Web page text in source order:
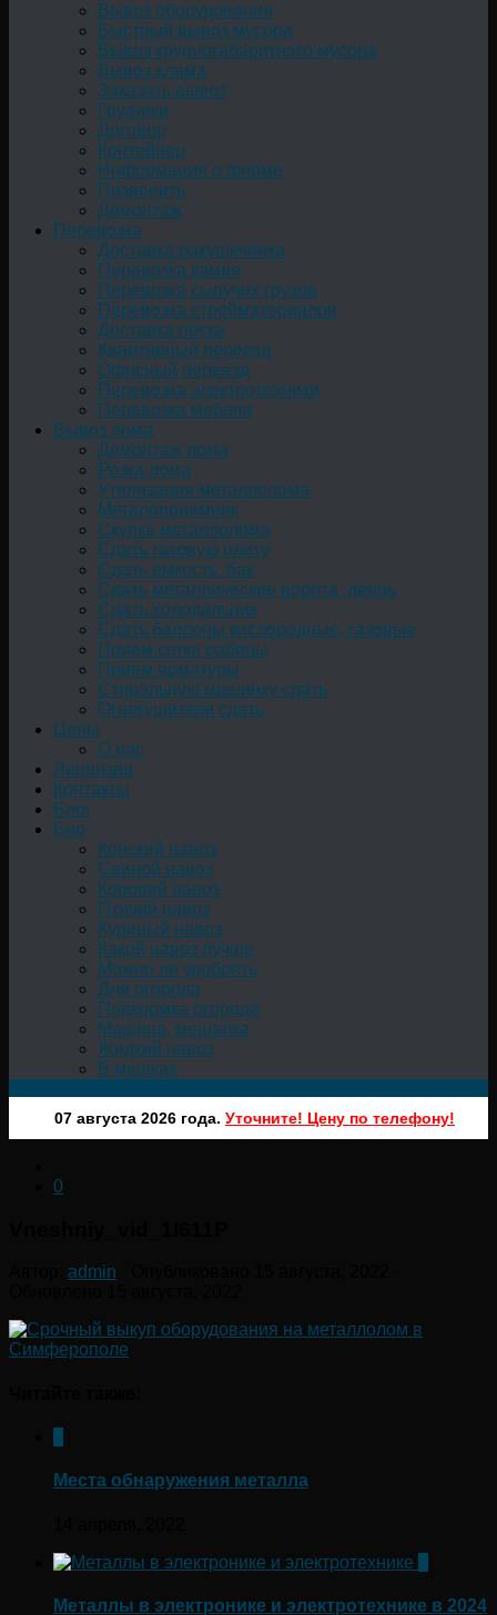
Вывоз оборудования
Быстрый вывоз мусора
Вывоз крупногабаритного мусора
Вывоз хлама
Заказать вывоз
Грузчики
Договор
Контейнер
Информация о фирме
Позвонить
Демонтаж
Перевозка
Доставка ракушечника
Перевозка камня
Перевозка сыпучих грузов
Перевозка стройматериалов
Доставка песка
Квартирный переезд
Офисный переезд
Перевозка электротехники
Перевозка мебели
Вывоз лома
Демонтаж лома
Резка лома
Утилизация металлолома
Металоприемник
Скупка металлолома
Сдать газовую плиту
Сдать емкость, бак
Cдать металлические ворота, дверь
Сдать холодильник
Сдать баллоны кислородные, газовые
Прием сетки рабицы
Прием арматуры
Стиральную машинку сдать
Огнетушители сдать
Цены
О нас
Лицензия
Контакты
Блог
Био
Конский навоз
Свиной навоз
Коровий навоз
Птичий навоз
Куриный навоз
Какой навоз лучше
Можно ли удобрять
Для огорода
Подкормка огорода
Машина, мешалка
Жидкий навоз
В мешках
07 августа 2026 года. Уточните! Цену по телефону!
0
admin
Места обнаружения металла
Металлы в электронике и электротехнике в 2024